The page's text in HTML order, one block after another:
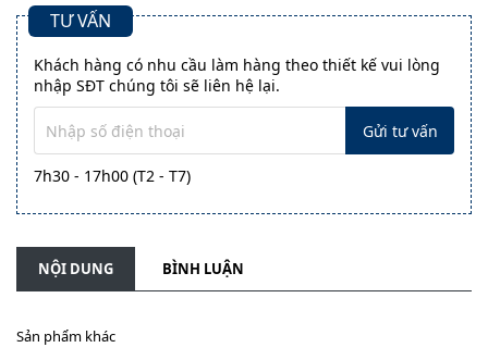
TƯ VẤN
Khách hàng có nhu cầu làm hàng theo thiết kế vui lòng
nhập SĐT chúng tôi sẽ liên hệ lại.
Gửi tư vấn
7h30 - 17h00 (T2 - T7)
NỘI DUNG BÌNH LUẬN
Sản phẩm khác